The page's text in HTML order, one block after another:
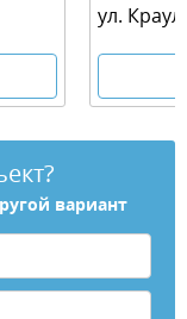
ул.
вариант